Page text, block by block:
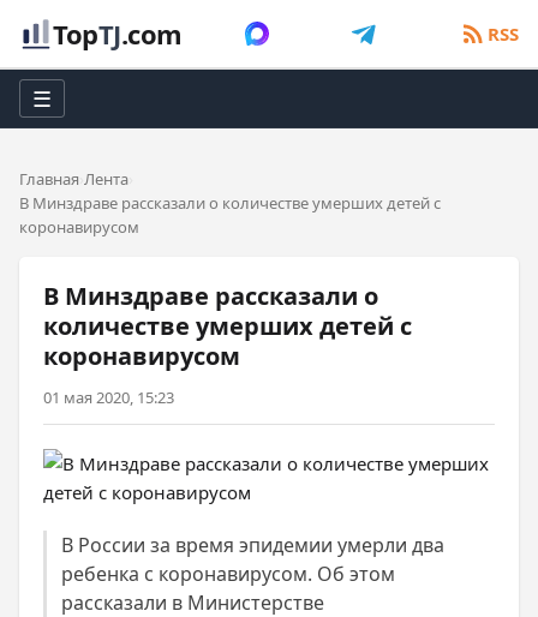
TopTJ.com RSS
☰
Главная Лента
В Минздраве рассказали о количестве умерших детей с
коронавирусом
В Минздраве рассказали о
количестве умерших детей с
коронавирусом
01 мая 2020, 15:23
В России за время эпидемии умерли два
ребенка с коронавирусом. Об этом
рассказали в Министерстве